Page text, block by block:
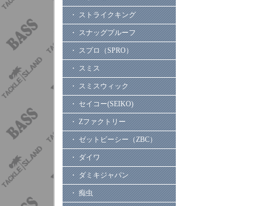
・ ストライクキング
・ スナッグプルーフ
・ スプロ（SPRO）
・ スミス
・ スミスウィック
・ セイコー(SEIKO)
・ Zファクトリー
・ ゼットビーシー（ZBC）
・ ダイワ
・ ダミキジャパン
・ 痴虫